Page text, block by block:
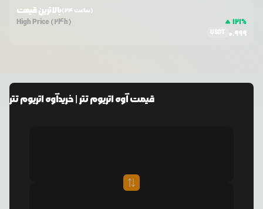
بالاترین قیمت (24 ساعت)
High Price (24h) 121%
USDT 0.999
قیمتآوه اتریوم تتر | خریدآوه اتریوم تتر